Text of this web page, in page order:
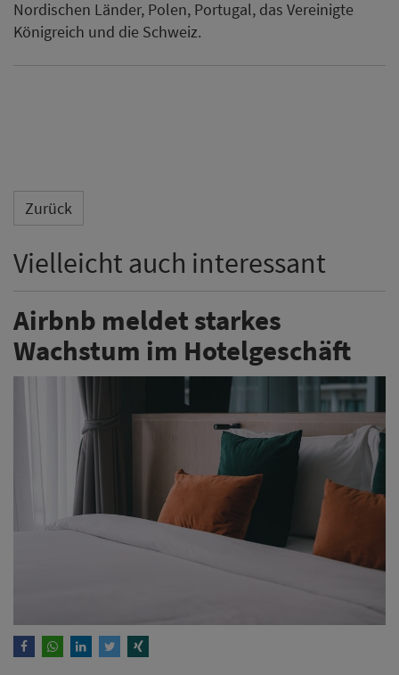
Nordischen Länder, Polen, Portugal, das Vereinigte
Königreich und die Schweiz.
Zurück
Vielleicht auch interessant
Airbnb meldet starkes
Wachstum im Hotelgeschäft